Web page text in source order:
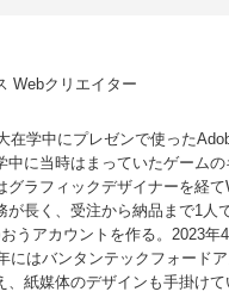
Webクリエイター
在学中にプレゼンで使った
中に当時はまっていたゲーム
グラフィックデザイナーを経
が長く、受注から納品まで1人
うアカウントを作る。2023
にはバンタンテックフォード
、紙媒体のデザインも手掛けて